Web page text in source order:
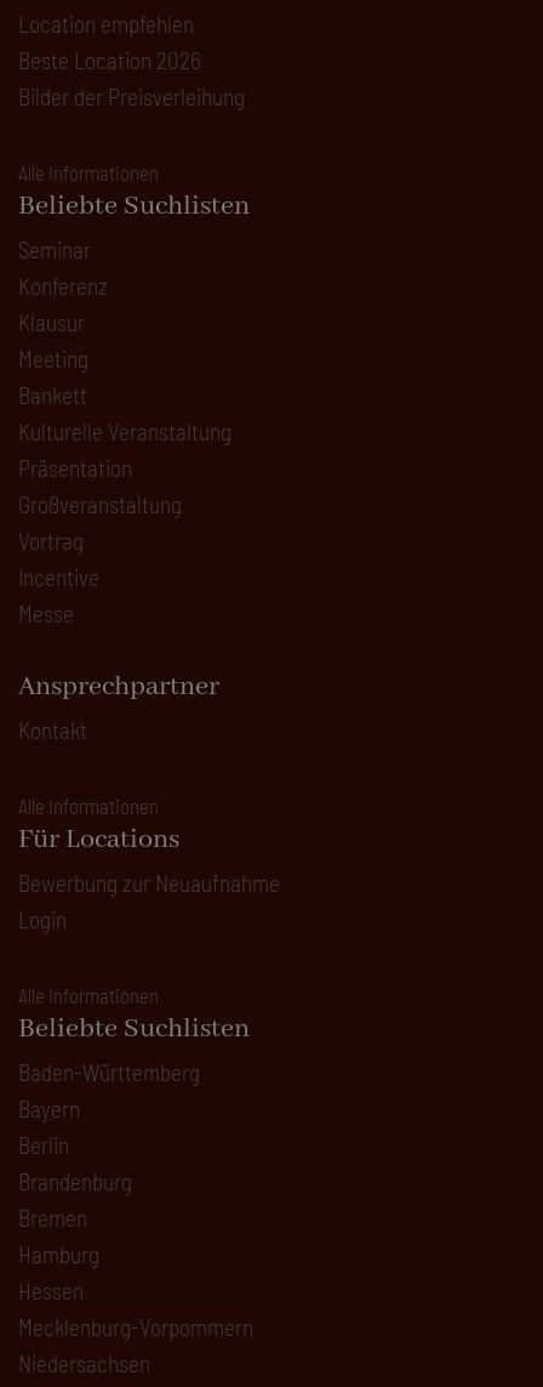
Location empfehlen
Beste Location 2026
Bilder der Preisverleihung
Alle Informationen
Beliebte Suchlisten
Seminar
Konferenz
Klausur
Meeting
Bankett
Kulturelle Veranstaltung
Präsentation
Großveranstaltung
Vortrag
Incentive
Messe
Ansprechpartner
Kontakt
Alle Informationen
Für Locations
Bewerbung zur Neuaufnahme
Login
Alle Informationen
Beliebte Suchlisten
Baden-Württemberg
Bayern
Berlin
Brandenburg
Bremen
Hamburg
Hessen
Mecklenburg-Vorpommern
Niedersachsen